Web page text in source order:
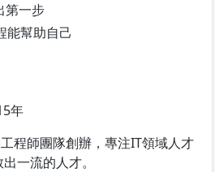
第一步
能幫助自己
年
程師團隊創辦，專注IT領域人才
一流的人才。